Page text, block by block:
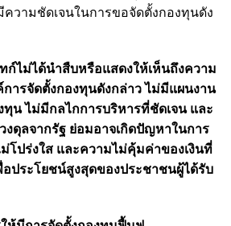
วามชัดเจนในการขอจัดตั้งกองทุนดัง
ไม่ได้นำสืบหรือแสดงให้เห็นถึงความ
การจัดตั้งกองทุนดังกล่าว ไม่มีแผนงาน
ทุน ไม่มีกลไกการบริหารที่ชัดเจน และ
งดุลจากรัฐ ย่อมอาจเกิดปัญหาในการ
โปร่งใส และความไม่คุ้มค่าของเงินที่
อประโยชน์สูงสุดของประชาชนผู้ได้รับ